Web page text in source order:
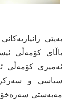
بەپێی
باڵای كۆمەڵی
ئەمیری كۆمەڵی
سیاسی و
مەبەستی